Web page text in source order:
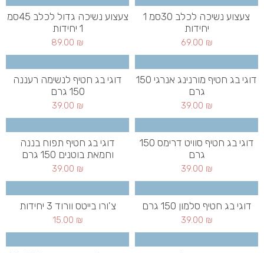
צעצוע נשיכה לכלב 30סמ 1
יחידות
69.00 ₪
צעצוע נשיכה גדול לכלב 45סמ
1 יחידות
89.00 ₪
דוגי בג חטיף מורנינג אנרגי 150
גרם
39.00 ₪
דוגי בג חטיף לנשימה רעננה
150 גרם
39.00 ₪
דוגי בג חטיף סוויט דרימס 150
גרם
39.00 ₪
דוגי בג חטיף תפוח בננה
וחמאת בוטנים 150 גרם
39.00 ₪
דוגי בג חטיף סלמון 150 גרם
39.00 ₪
צ'ורו בייטס וורוד 3 יחידות
15.00 ₪